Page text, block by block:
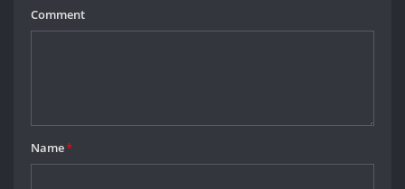
Comment
Name*